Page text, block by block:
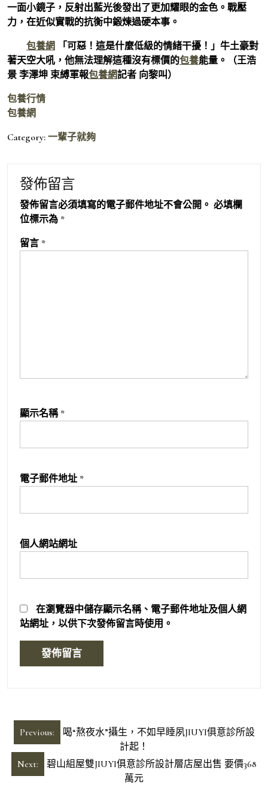
一面小鏡子，反射出藍光後發出了更加耀眼的金色。戰壓
力，在近似實戰的抗衡中鍛煉過硬本事。
包養網 「可惡！這是什麼低級的情緒干擾！」牛土豪對
著天空大吼，他無法理解這種沒有標價的包養能量。（王浩
景 李澤坤 束縛軍報包養網記者 向黎叫）
包養行情
包養網
Category: 一輩子就夠
發佈留言
發佈留言必須填寫的電子郵件地址不會公開。 必填欄
位標示為 *
留言 *
顯示名稱 *
電子郵件地址 *
個人網站網址
在瀏覽器中儲存顯示名稱、電子郵件地址及個人網
站網址，以供下次發佈留言時使用。
文
章
導
Previous:
喝“熬夜水”攝生，不如早睡夙JIUYI俱意診所設
計起！
Next:
碧山組屋雙JIUYI俱意診所設計層店屋出售 要價368
萬元